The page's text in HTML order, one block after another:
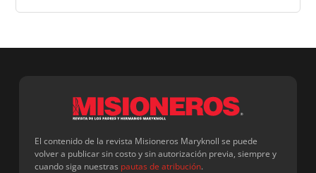
El contenido de la revista Misioneros Maryknoll se puede
volver a publicar sin costo y sin autorización previa, siempre y
cuando siga nuestras pautas de atribución.